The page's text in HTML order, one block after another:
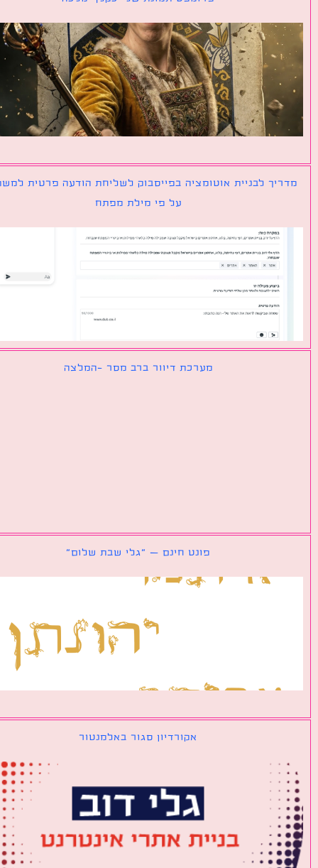
לבניית אוטומציה בפייסבוק לשליחת הודעה פרטית למשתמש
על פי מילת מפתח
מערכת דיוור ברב מסר -המלצה
פונט חינם – ״גלי שבת שלום״
אקורדיון סגור באלמנטור